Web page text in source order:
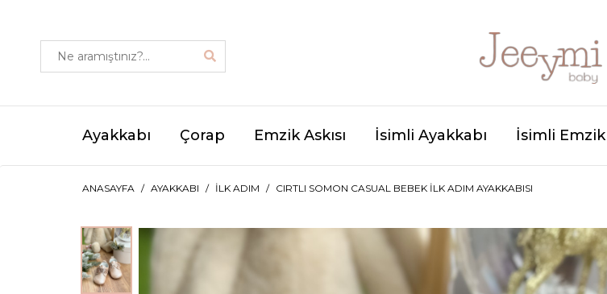
Ayakkabı Çorap Emzik Askısı İsimli Ayakkabı İsimli Emzik
ANASAYFA AYAKKABI İLK ADIM CIRTLI SOMON CASUAL BEBEK İLK ADIM AYAKKABISI